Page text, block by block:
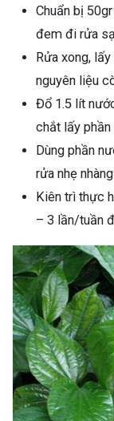
Chuẩn bị
đem đi rửa
Rửa xong,
nguyên liệu
Đổ 1.5 lít
chắt lấy
Dùng phần
rửa nhẹ
Kiên trì thực
– 3 lần/tuần